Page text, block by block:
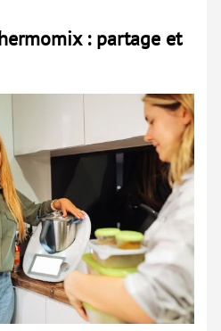
: partage et